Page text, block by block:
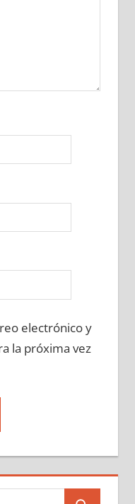
electrónico y
la próxima vez